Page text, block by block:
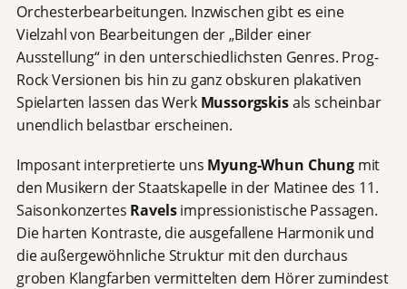
Orchesterbearbeitungen. Inzwischen gibt es eine
Vielzahl von Bearbeitungen der „Bilder einer
Ausstellung“ in den unterschiedlichsten Genres. Prog-
Rock Versionen bis hin zu ganz obskuren plakativen
Spielarten lassen das Werk Mussorgskisals scheinbar
unendlich belastbar erscheinen.
Imposant interpretierte uns Myung-Whun Chungmit
den Musikern der Staatskapelle in der Matinee des 11.
Saisonkonzertes Ravelsimpressionistische Passagen.
Die harten Kontraste, die ausgefallene Harmonik und
die außergewöhnliche Struktur mit den durchaus
groben Klangfarben vermittelten dem Hörer zumindest